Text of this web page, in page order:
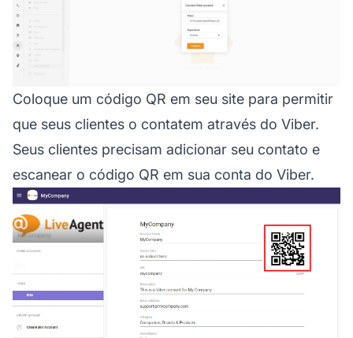
Coloque um código QR em seu site para permitir
que seus clientes o contatem através do Viber.
Seus clientes precisam adicionar seu contato e
escanear o código QR em sua conta do Viber.